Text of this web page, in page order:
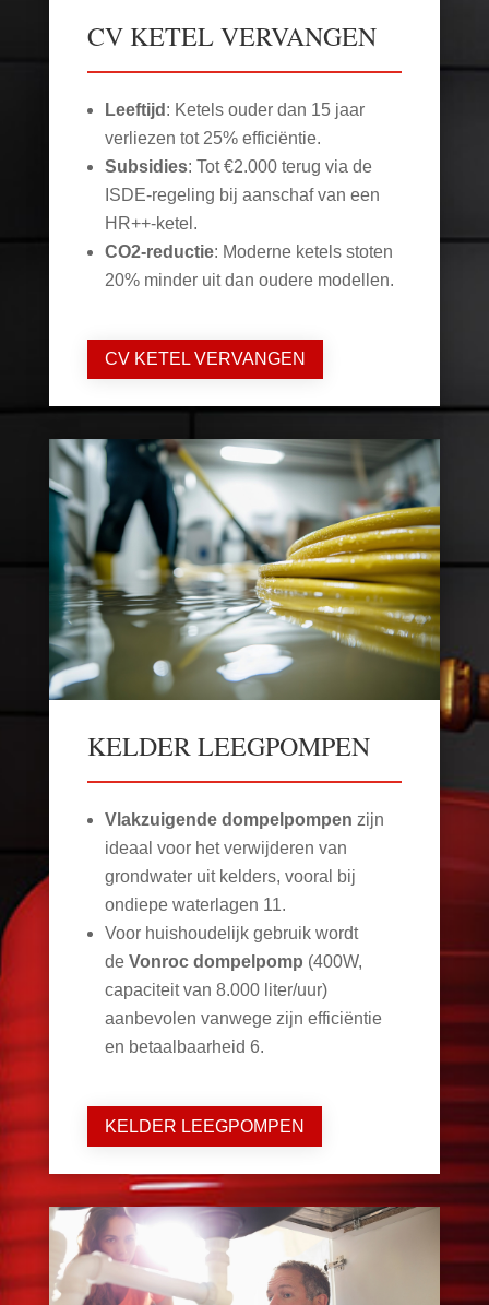
CV KETEL VERVANGEN
Leeftijd : Ketels ouder dan 15 jaar
verliezen tot 25% efficiëntie.
Subsidies: Tot €2.000 terug via de
ISDE-regeling bij aanschaf van een
HR++-ketel.
CO2-reductie: Moderne ketels stoten
20% minder uit dan oudere modellen.
CV KETEL VERVANGEN
KELDER LEEGPOMPEN
Vlakzuigende dompelpompen zijn
ideaal voor het verwijderen van
grondwater uit kelders, vooral bij
ondiepe waterlagen 11.
Voor huishoudelijk gebruik wordt
de Vonroc dompelpomp (400W,
capaciteit van 8.000 liter/uur)
aanbevolen vanwege zijn efficiëntie
en betaalbaarheid 6.
KELDER LEEGPOMPEN